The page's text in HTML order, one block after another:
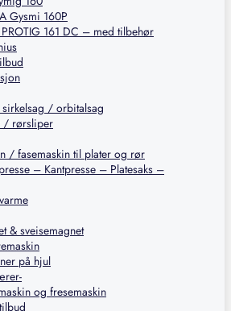
Gysmi 160P
161 DC – med tilbehør
/ orbitalsag
/ rørsliper
/ fasemaskin til plater og rør
– Kantpresse – Platesaks –
& sveisemagnet
på hjul
og fresemaskin